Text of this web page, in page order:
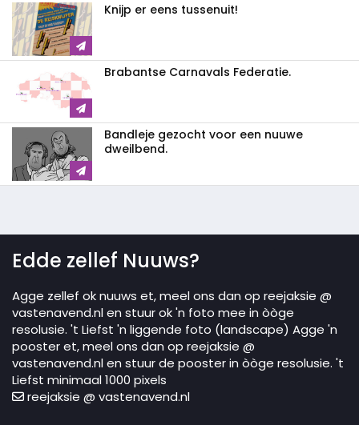
Knijp er eens tussenuit!
Brabantse Carnavals Federatie.
Bandleje gezocht voor een nuuwe
dweilbend.
Edde zellef Nuuws?
Agge zellef ok nuuws et, meel ons dan op reejaksie @
vastenavend.nl en stuur ok 'n foto mee in òòge
resolusie. 't Liefst 'n liggende foto (landscape) Agge 'n
pooster et, meel ons dan op reejaksie @
vastenavend.nl en stuur de pooster in òòge resolusie. 't
Liefst minimaal 1000 pixels
reejaksie @ vastenavend.nl